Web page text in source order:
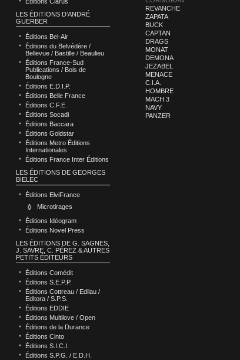
LES ÉDITIONS D’ANDRÉ
GUERBER
Éditions Bel-Air
Éditions du Belvédère /
Bellevue / Bastille / Beaulieu
Éditions France-Sud
Publications / Bois de
Boulogne
Éditions E.D.I.P.
Éditions Belle France
Éditions C.F.E.
Éditions Socadi
Éditions Baccara
Éditions Goldstar
Éditions Metro Éditions
Internationales
Éditions France Inter Éditions
LES ÉDITIONS DE GEORGES
BIELEC
Éditions ElviFrance
Microtirages
Éditions Idéogram
Éditions Novel Press
LES ÉDITIONS DE G. SAGNES,
J. SAVRE, C. PÉREZ & AUTRES
PETITS ÉDITEURS
Éditions Comédit
Éditions S.E.P.P.
Éditions Cottreau / Edilau /
Editora / S.P.S.
Éditions EDDIE
Éditions Multilove / Open
Éditions de la Durance
Éditions Cinto
Éditions S.I.C.I.
Éditions S.P.G. / E.D.H.
REVANCHE
ZAPATA
BUCK
CAPTAN
DRAGS
MONAT
DEMONA
JEZABEL
MENACE
C.I.A.
HOMBRE
MACH 3
NAVY
PANZER